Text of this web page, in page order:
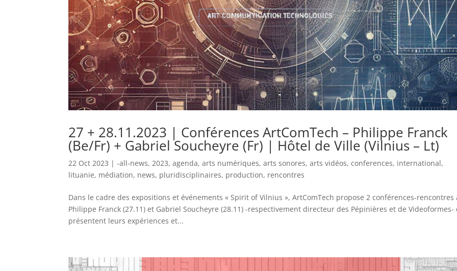
27 + 28.11.2023 | Conférences ArtComTech – Philippe Franck
(Be/Fr) + Gabriel Soucheyre (Fr) | Hôtel de Ville (Vilnius – Lt)
22 Oct 2023 |-all-news, 2023,agenda,arts numériques,arts sonores,arts vidéos,conferences, international,
lituanie, médiation, news, pluridisciplinaires, production, rencontres
Dans le cadre des expositions et événements « Spirit of Vilnius », ArtComTech propose 2 conférences-rencontres
Philippe Franck (27.11) et Gabriel Soucheyre (28.11) -respectivement directeur des Pépinières et de Videoformes-
présentent leurs expériences et...